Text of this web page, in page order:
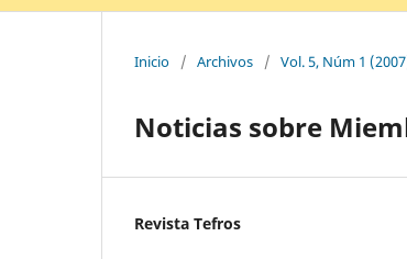
Inicio / Archivos / Vol. 5, Núm 1
Noticias sobre
Revista Tefros